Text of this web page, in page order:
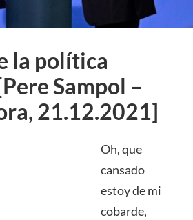
la política
Sampol –
21.12.2021]
Oh, que
cansado
estoy de mi
cobarde,